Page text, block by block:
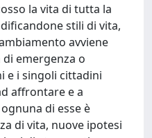
la vita di tutta la
stili di vita,
avviene
emergenza o
e i singoli cittadini
affrontare e a
di esse è
di vita, nuove ipotesi